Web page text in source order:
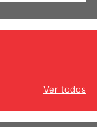
Ver todos